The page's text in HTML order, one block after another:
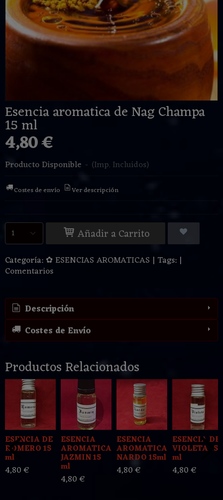
Esencia aromatica de Nag Champa
15 ml
4,80 €
Producto Disponible - (Imp. Incluidos)
Costes de envío Ver descripción
Añadir a Carrito
Categoría: ✿ ESENCIAS AROMATICAS | Tags: |
Comentarios
Descripción
Costes de Envío
Productos Relacionados
ESENCIA DE
ROMERO 15
ml
4,80 €
ESENCIA
AROMATICA
JAZMIN 15
ml
4,80 €
ESENCIA
AROMATICA
NARDO 15ml
4,80 €
ESENCIA DE
VIOLETA 15
ml
4,80 €